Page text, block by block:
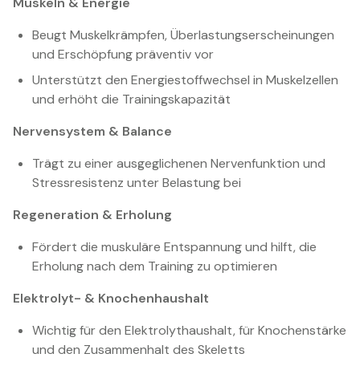
Beugt Muskelkrämpfen, Überlastungserscheinungen
und Erschöpfung präventiv vor
Unterstützt den Energiestoffwechsel in Muskelzellen
und erhöht die Trainingskapazität
Nervensystem & Balance
Trägt zu einer ausgeglichenen Nervenfunktion und
Stressresistenz unter Belastung bei
Regeneration & Erholung
Fördert die muskuläre Entspannung und hilft, die
Erholung nach dem Training zu optimieren
Elektrolyt- & Knochenhaushalt
Wichtig für den Elektrolythaushalt, für Knochenstärke
und den Zusammenhalt des Skeletts